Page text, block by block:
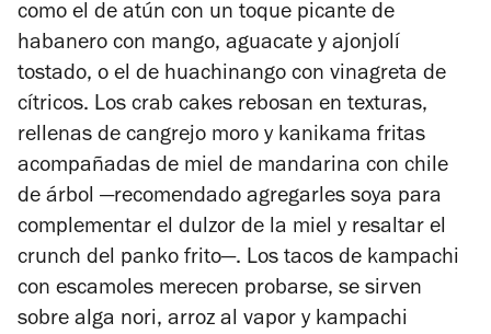
como el de atún con un toque picante de
habanero con mango, aguacate y ajonjolí
tostado, o el de huachinango con vinagreta de
cítricos. Los crab cakes rebosan en texturas,
rellenas de cangrejo moro y kanikama fritas
acompañadas de miel de mandarina con chile
de árbol —recomendado agregarles soya para
complementar el dulzor de la miel y resaltar el
crunch del panko frito—. Los tacos de kampachi
con escamoles merecen probarse, se sirven
sobre alga nori, arroz al vapor y kampachi